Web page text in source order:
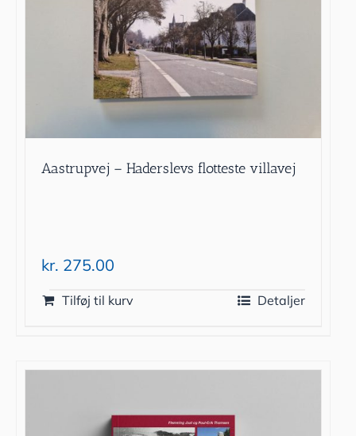
Aastrupvej – Haderslevs flotteste villavej
kr. 275.00
Tilføj til kurv Detaljer